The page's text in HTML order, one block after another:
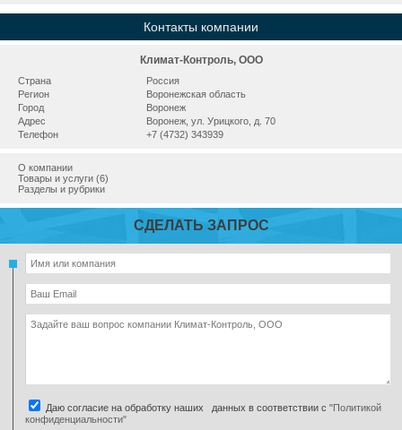
Контакты компании
Климат-Контроль, ООО
Страна
Россия
Регион
Воронежская область
Город
Воронеж
Адрес
Воронеж, ул. Урицкого, д. 70
Телефон
+7 (4732) 343939
О компании
Товары и услуги (6)
Разделы и рубрики
СДЕЛАТЬ ЗАПРОС
Даю согласие на обработку наших данных в соответствии с "Политикой
конфиденциальности"